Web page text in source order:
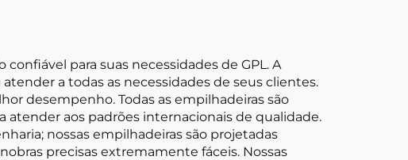
para suas necessidades de GPL. A
a todas as necessidades de seus clientes.
desempenho. Todas as empilhadeiras são
atender aos padrões internacionais de qualidade.
nossas empilhadeiras são projetadas
precisas extremamente fáceis. Nossas